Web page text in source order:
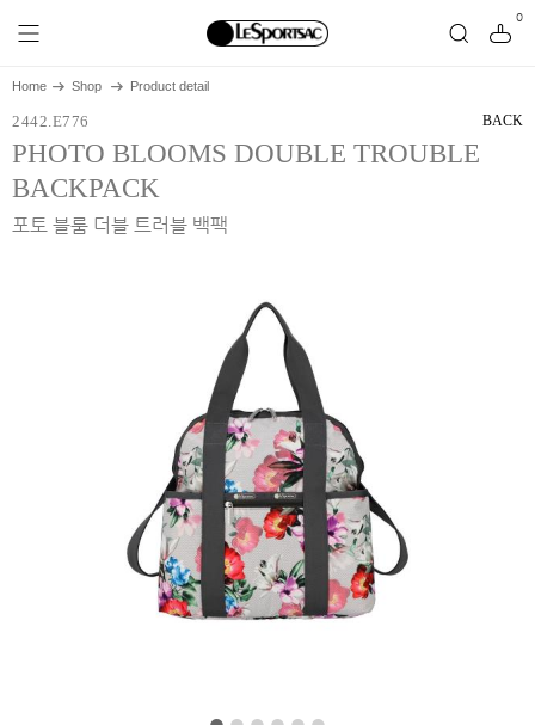
0
Home Shop Product detail
2442.E776
PHOTO BLOOMS DOUBLE TROUBLE
BACKPACK
포토 블룸 더블 트러블 백팩
BACK